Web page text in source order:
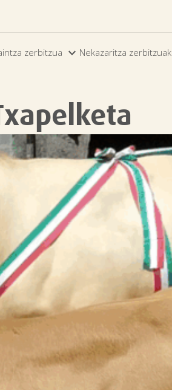
zerbitzua  Nekazaritza zerbitzuak